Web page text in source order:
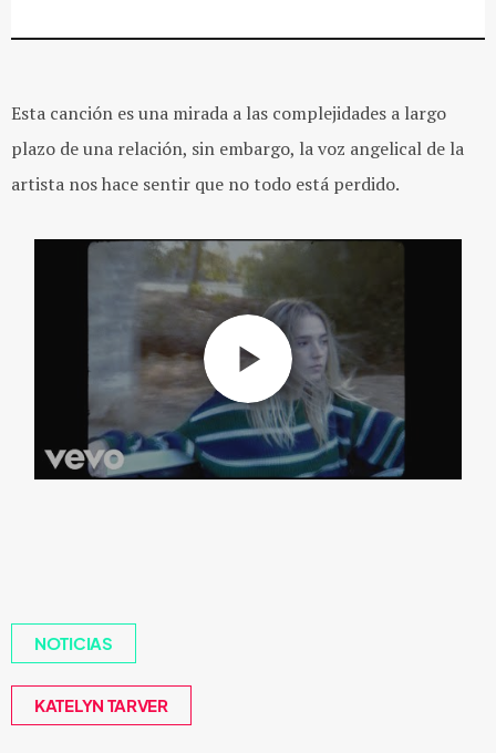
Esta canción es una mirada a las complejidades a largo
plazo de una relación, sin embargo, la voz angelical de la
artista nos hace sentir que no todo está perdido.
NOTICIAS
KATELYN TARVER